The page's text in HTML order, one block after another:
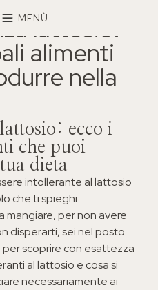
MENÙlattosio:
alimenti
nella
ecco i
che puoi
dieta
intollerante al lattosio
che ti spieghi
per non avere
disperarti, sei nel posto
scoprire con esattezza
al lattosio e cosa si
necessariamente ai